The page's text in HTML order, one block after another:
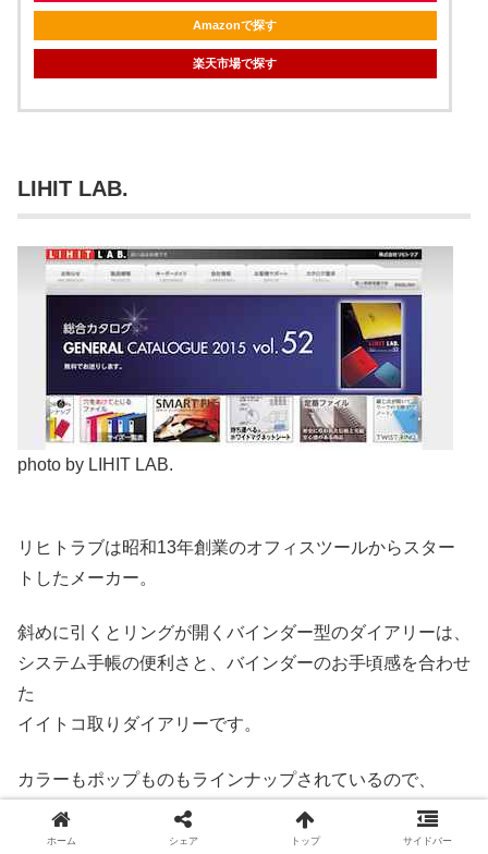
Amazonで探す
楽天市場で探す
LIHIT LAB.
photo by LIHIT LAB.
リヒトラブは昭和13年創業のオフィスツールからスター
トしたメーカー。
斜めに引くとリングが開くバインダー型のダイアリーは、
システム手帳の便利さと、バインダーのお手頃感を合わせ
た
イイトコ取りダイアリーです。
カラーもポップものもラインナップされているので、
学生の方にも似合いそうですよ。
ホーム シェア トップ サイドバー